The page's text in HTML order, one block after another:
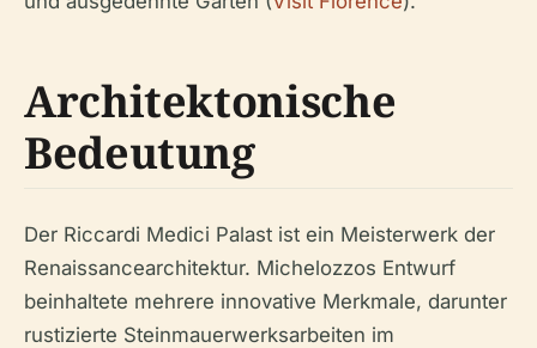
Architektonische
Bedeutung
Der Riccardi Medici Palast ist ein Meisterwerk der
Renaissancearchitektur. Michelozzos Entwurf
beinhaltete mehrere innovative Merkmale, darunter
rustizierte Steinmauerwerksarbeiten im